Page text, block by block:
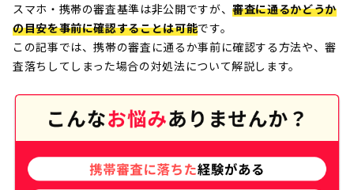
スマホ・携帯の審査基準は非公開ですが、審査に通るかどうか
の目安を事前に確認することは可能です。
この記事では、携帯の審査に通るか事前に確認する方法や、審
査落ちしてしまった場合の対処法について解説します。